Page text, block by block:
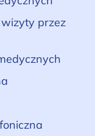
przez